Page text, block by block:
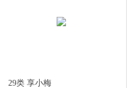
29类 享小梅